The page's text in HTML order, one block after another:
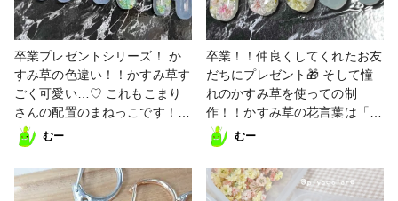
卒業プレゼントシリーズ！ か
すみ草の色違い！！かすみ草す
ごく可愛い…♡ これもこまり
さんの配置のまねっこです！！
#アルファベットモールド #こ
むー
卒業！！仲良くしてくれたお友
だちにプレゼント🎁 そして憧
れのかすみ草を使っての制
作！！かすみ草の花言葉は「清
らかな心」「無邪気」「幸福」
「感謝」「親切」 卒業にぴっ
たりなお花です✨こまりさんの
まねっこ！ #アルファベットモ
むー